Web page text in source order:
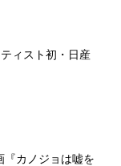
ィスト初・日産
カノジョは嘘を